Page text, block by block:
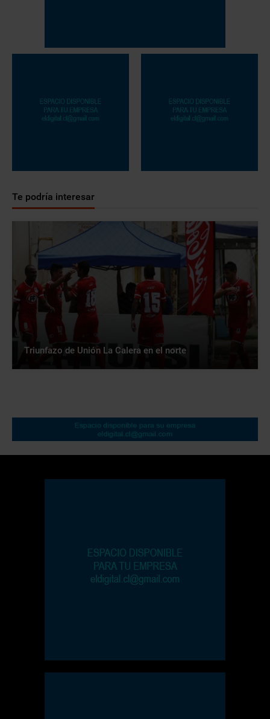
Te podría interesar
Triunfazo de Unión La Calera en el norte